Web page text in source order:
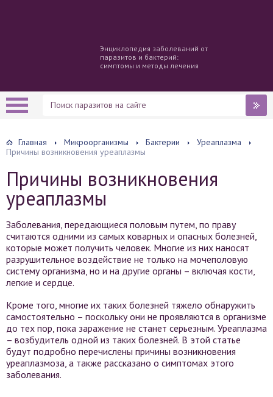
Энциклопедия заболеваний от
паразитов и бактерий:
симптомы и методы лечения
Главная Микроорганизмы Бактерии
Уреаплазма
Причины возникновения уреаплазмы
Причины возникновения
уреаплазмы
Заболевания, передающиеся половым путем, по праву
считаются одними из самых коварных и опасных болезней,
которые может получить человек. Многие из них наносят
разрушительное воздействие не только на мочеполовую
систему организма, но и на другие органы – включая кости,
легкие и сердце.
Кроме того, многие их таких болезней тяжело обнаружить
самостоятельно – поскольку они не проявляются в организме
до тех пор, пока заражение не станет серьезным. Уреаплазма
– возбудитель одной из таких болезней. В этой статье
будут подробно перечислены причины возникновения
уреаплазмоза, а также рассказано о симптомах этого
заболевания.